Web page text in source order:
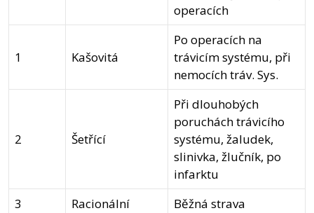
operacích
1 Kašovitá
Po operacích na
trávicím systému, při
nemocích tráv. Sys.
2 Šetřící
Při dlouhobých
poruchách trávicího
systému, žaludek,
slinivka, žlučník, po
infarktu
3
Racionální Běžná strava